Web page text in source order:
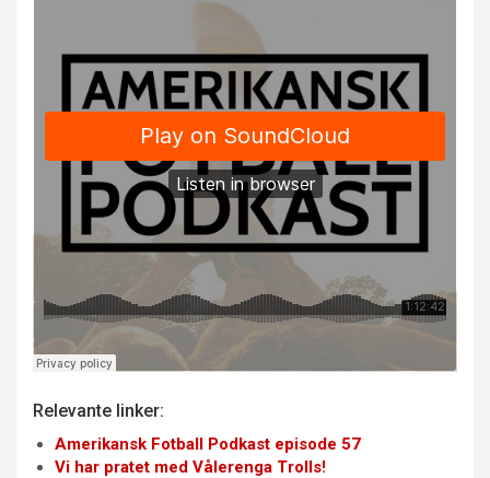
Relevante linker:
Amerikansk Fotball Podkast episode 57
Vi har pratet med Vålerenga Trolls!